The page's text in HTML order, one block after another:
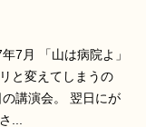
7月 「山は病院よ」
と変えてしまうの
講演会。 翌日にが
...